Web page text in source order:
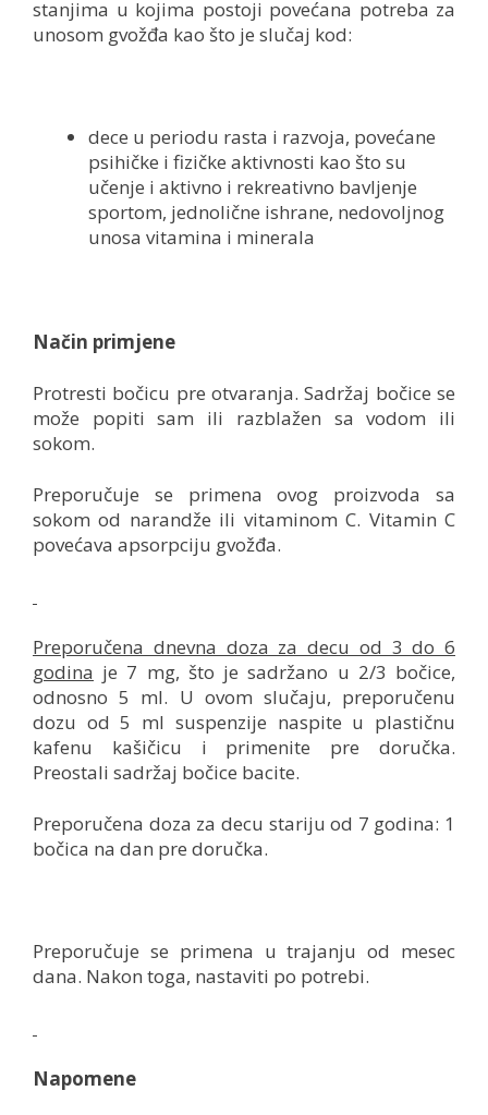
stanjima u kojima postoji povećana potreba za
unosom gvožđa kao što je slučaj kod:
dece u periodu rasta i razvoja, povećane
psihičke i fizičke aktivnosti kao što su
učenje i aktivno i rekreativno bavljenje
sportom, jednolične ishrane, nedovoljnog
unosa vitamina i minerala
Način primjene
Protresti bočicu pre otvaranja. Sadržaj bočice se
može popiti sam ili razblažen sa vodom ili
sokom.
Preporučuje se primena ovog proizvoda sa
sokom od narandže ili vitaminom C. Vitamin C
povećava apsorpciju gvožđa.
Preporučena dnevna doza za decu od 3 do 6
godina je 7 mg, što je sadržano u 2/3 bočice,
odnosno 5 ml. U ovom slučaju, preporučenu
dozu od 5 ml suspenzije naspite u plastičnu
kafenu kašičicu i primenite pre doručka.
Preostali sadržaj bočice bacite.
Preporučena doza za decu stariju od 7 godina: 1
bočica na dan pre doručka.
Preporučuje se primena u trajanju od mesec
dana. Nakon toga, nastaviti po potrebi.
Napomene